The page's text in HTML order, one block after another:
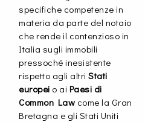
specifiche competenze in
materia da parte del notaio
che rende il contenzioso in
Italia sugli immobili
pressoché inesistente
rispetto agli altri Stati
europei o ai Paesi di
Common Law come la Gran
Bretagna e gli Stati Uniti